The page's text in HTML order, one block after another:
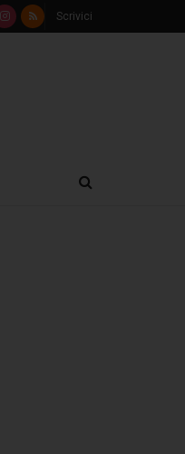
Scrivici